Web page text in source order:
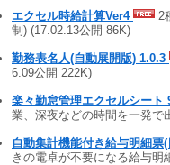
エクセル時給計算Ver4
2
制) (17.02.13公開 86K)
勤務表名人(自動展開版) 1.0.3
6.09公開 222K)
楽々勤怠管理エクセルシート
業、深夜などの時間を一発で
自動集計機能付き給与明細票
きの電卓が不要になる給与